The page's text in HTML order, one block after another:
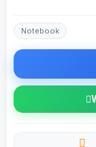
Notebook